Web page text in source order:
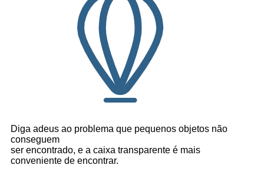
Diga adeus ao problema que pequenos objetos não
conseguem
ser encontrado, e a caixa transparente é mais
conveniente de encontrar.